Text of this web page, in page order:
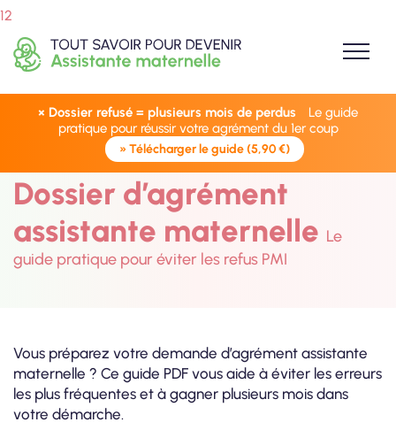
12
× Dossier refusé = plusieurs mois de perdus
Le guide
pratique pour réussir votre agrément du 1er coup
» Télécharger le guide (5,90 €)
Dossier d’agrément
assistante maternelle Le
guide pratique pour éviter les refus PMI
Vous préparez votre demande d’agrément assistante
maternelle ? Ce guide PDF vous aide à éviter les erreurs
les plus fréquentes et à gagner plusieurs mois dans
votre démarche.